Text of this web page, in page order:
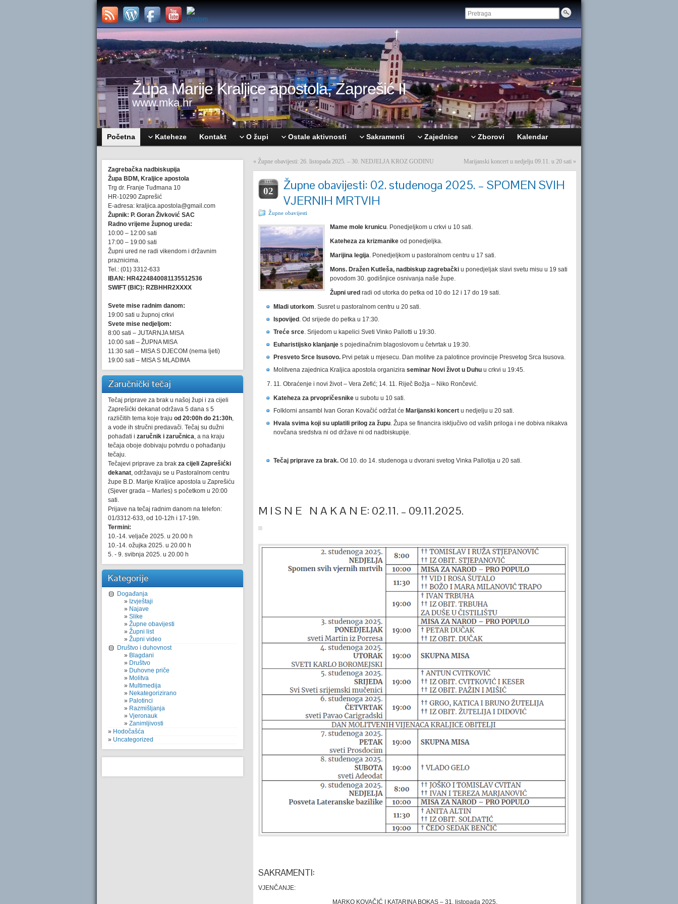
Župa Marije Kraljice apostola, Zaprešić II
www.mka.hr
Početna Kateheze Kontakt O župi Ostale aktivnosti Sakramenti Zajednice Zborovi Kalendar
Zagrebačka nadbiskupija
Župa BDM, Kraljice apostola
Trg dr. Franje Tuđmana 10
HR-10290 Zaprešić
E-adresa: kraljica.apostola@gmail.com
Župnik: P. Goran Živković SAC
Radno vrijeme župnog ureda:
10:00 – 12:00 sati
17:00 – 19:00 sati
Župni ured ne radi vikendom i državnim
praznicima.
Tel.: (01) 3312-633
IBAN: HR4224840081135512536
SWIFT (BIC): RZBHHR2XXXX
Svete mise radnim danom:
19:00 sati u župnoj crkvi
Svete mise nedjeljom:
8:00 sati – JUTARNJA MISA
10:00 sati – ŽUPNA MISA
11:30 sati – MISA S DJECOM (nema ljeti)
19:00 sati – MISA S MLADIMA
Zaručnički tečaj
Tečaj priprave za brak u našoj župi i za cijeli
Zaprešićki dekanat održava 5 dana s 5
različitih tema koje traju od 20:00h do 21:30h,
a vode ih stručni predavači. Tečaj su dužni
pohađati i zaručnik i zaručnica, a na kraju
tečaja oboje dobivaju potvrdu o pohađanju
tečaju.
Tečajevi priprave za brak za cijeli Zaprešićki
dekanat, održavaju se u Pastoralnom centru
župe B.D. Marije Kraljice apostola u Zaprešiću
(Sjever grada – Marles) s početkom u 20:00
sati.
Prijave na tečaj radnim danom na telefon:
01/3312-633, od 10-12h i 17-19h.
Termini:
10.-14. veljače 2025. u 20.00 h
10.-14. ožujka 2025. u 20.00 h
5. - 9. svibnja 2025. u 20.00 h
Kategorije
Događanja
Izvještaji
Najave
Slike
Župne obavijesti
Župni list
Župni video
Društvo i duhovnost
Blagdani
Društvo
Duhovne priče
Molitva
Multimedija
Nekategorizirano
Palotinci
Razmišljanja
Vjeronauk
Zanimljivosti
Hodočašća
Uncategorized
« Župne obavijesti: 26. listopada 2025. – 30. NEDJELJA KROZ GODINU Marijanski koncert u nedjelju 09.11. u 20 sati »
STU.
02
Župne obavijesti: 02. studenoga 2025. – SPOMEN SVIH
VJERNIH MRTVIH
Župne obavijesti
Mame mole krunicu. Ponedjeljkom u crkvi u 10 sati.
Kateheza za krizmanike od ponedjeljka.
Marijina legija. Ponedjeljkom u pastoralnom centru u 17 sati.
Mons. Dražen Kutleša, nadbiskup zagrebački u ponedjeljak slavi svetu misu u 19 sati
povodom 30. godišnjice osnivanja naše župe.
Župni ured radi od utorka do petka od 10 do 12 i 17 do 19 sati.
Mladi utorkom. Susret u pastoralnom centru u 20 sati.
Ispovijed . Od srijede do petka u 17:30.
Treće srce. Srijedom u kapelici Sveti Vinko Pallotti u 19:30.
Euharistijsko klanjanje s pojedinačnim blagoslovom u četvrtak u 19:30.
Presveto Srce Isusovo. Prvi petak u mjesecu. Dan molitve za palotince provincije Presvetog Srca Isusova.
Molitvena zajednica Kraljica apostola organizira seminar Novi život u Duhu u crkvi u 19:45.
11. Obraćenje i novi život – Vera Zefić; 14. 11. Riječ Božja – Niko Rončević.
Kateheza za prvopričesnike u subotu u 10 sati.
Folklorni ansambl Ivan Goran Kovačić održat će Marijanski koncert u nedjelju u 20 sati.
Hvala svima koji su uplatili prilog za župu. Župa se financira isključivo od vaših priloga i ne dobiva nikakva
novčana sredstva ni od države ni od nadbiskupije.
Tečaj priprave za brak. Od 10. do 14. studenoga u dvorani svetog Vinka Pallotija u 20 sati.
M I S N E N A K A N E: 02.11. – 09.11.2025.
SAKRAMENTI:
VJENČANJE:
MARKO KOVAČIĆ I KATARINA BOKAS – 31. listopada 2025.